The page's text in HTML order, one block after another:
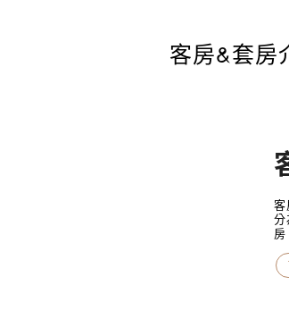
客房&套房
客
分